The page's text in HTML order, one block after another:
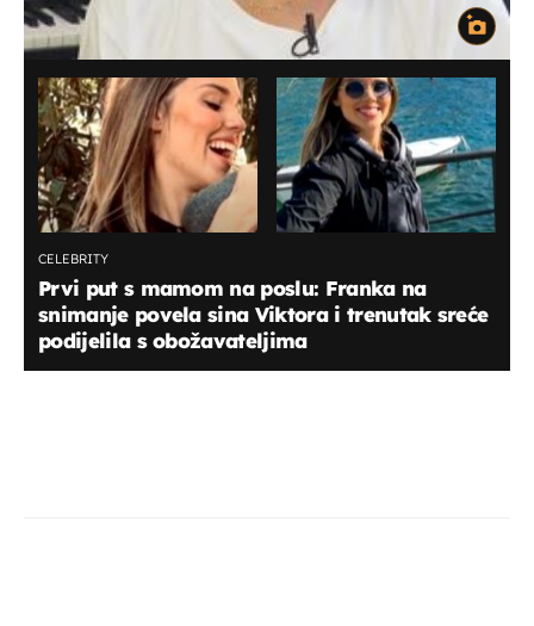
CELEBRITY
Prvi put s mamom na poslu: Franka na
snimanje povela sina Viktora i trenutak sreće
podijelila s obožavateljima